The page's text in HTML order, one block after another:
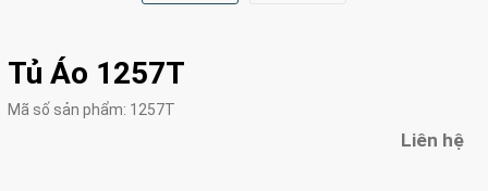
Tủ Áo 1257T
Mã số sản phẩm: 1257T
Liên hệ